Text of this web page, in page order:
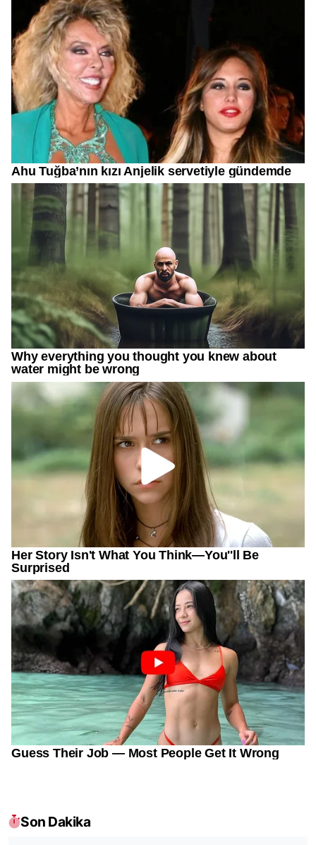
Son Dakika